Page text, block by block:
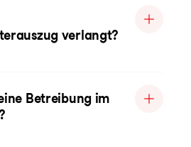
verlangt?
Betreibung im